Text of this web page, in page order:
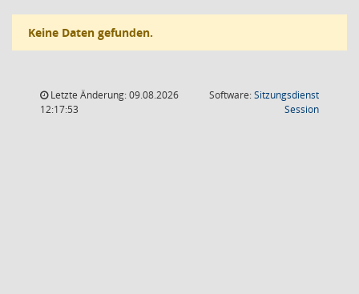
Keine Daten gefunden.
Letzte Änderung: 09.08.2026
12:17:53
Software:Sitzungsdienst
Session(Wird in